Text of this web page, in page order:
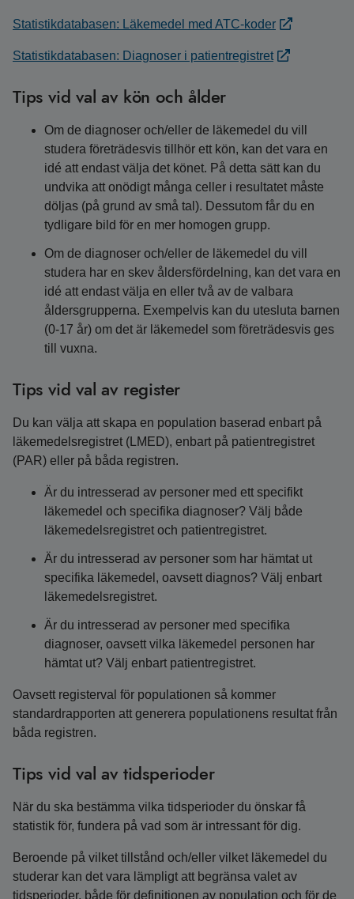
Statistikdatabasen: Läkemedel med ATC-koder
Statistikdatabasen: Diagnoser i patientregistret
Tips vid val av kön och ålder
Om de diagnoser och/eller de läkemedel du vill
studera företrädesvis tillhör ett kön, kan det vara en
idé att endast välja det könet. På detta sätt kan du
undvika att onödigt många celler i resultatet måste
döljas (på grund av små tal). Dessutom får du en
tydligare bild för en mer homogen grupp.
Om de diagnoser och/eller de läkemedel du vill
studera har en skev åldersfördelning, kan det vara en
idé att endast välja en eller två av de valbara
åldersgrupperna. Exempelvis kan du utesluta barnen
(0-17 år) om det är läkemedel som företrädesvis ges
till vuxna.
Tips vid val av register
Du kan välja att skapa en population baserad enbart på
läkemedelsregistret (LMED), enbart på patientregistret
(PAR) eller på båda registren.
Är du intresserad av personer med ett specifikt
läkemedel och specifika diagnoser? Välj både
läkemedelsregistret och patientregistret.
Är du intresserad av personer som har hämtat ut
specifika läkemedel, oavsett diagnos? Välj enbart
läkemedelsregistret.
Är du intresserad av personer med specifika
diagnoser, oavsett vilka läkemedel personen har
hämtat ut? Välj enbart patientregistret.
Oavsett registerval för populationen så kommer
standardrapporten att generera populationens resultat från
båda registren.
Tips vid val av tidsperioder
När du ska bestämma vilka tidsperioder du önskar få
statistik för, fundera på vad som är intressant för dig.
Beroende på vilket tillstånd och/eller vilket läkemedel du
studerar kan det vara lämpligt att begränsa valet av
tidsperioder, både för definitionen av population och för de